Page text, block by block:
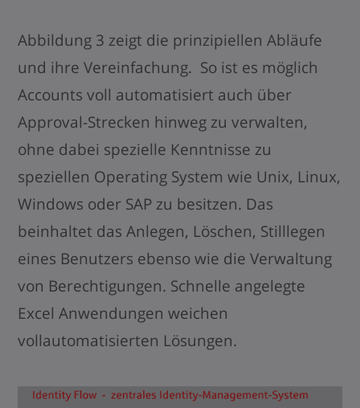
Abbildung 3 zeigt die prinzipiellen Abläufe
und ihre Vereinfachung. So ist es möglich
Accounts voll automatisiert auch über
Approval-Strecken hinweg zu verwalten,
ohne dabei spezielle Kenntnisse zu
speziellen Operating System wie Unix, Linux,
Windows oder SAP zu besitzen. Das
beinhaltet das Anlegen, Löschen, Stilllegen
eines Benutzers ebenso wie die Verwaltung
von Berechtigungen. Schnelle angelegte
Excel Anwendungen weichen
vollautomatisierten Lösungen.